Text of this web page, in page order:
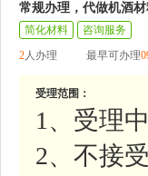
常规办理，代做机酒
简化材料
咨询服务
2人办理 最早可办理
受理范围：
1、受理
2、不接